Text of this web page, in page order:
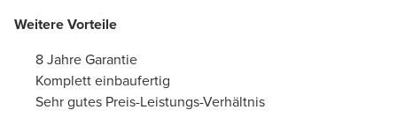
Weitere Vorteile
8 Jahre Garantie
Komplett einbaufertig
Sehr gutes Preis-Leistungs-Verhältnis